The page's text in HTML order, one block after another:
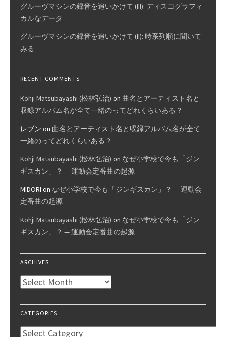
グルーヴマシンの録音を追いかけて (III): ディスコグラフィ
カルなデータ
グルーヴマシンの録音を追いかけて (II): 時系列順に聞いて
みる
RECENT COMMENTS
Kohji Matsubayashi (松林弘治) on 曲名とアーティスト名と
収録アルバム名が全て一緒のってどれくらいある？
レブン on 曲名とアーティスト名と収録アルバム名が全て
一緒のってどれくらいある？
Kohji Matsubayashi (松林弘治) on なぜ小学校で今も「ジン
ギスカン」？ — 運動会定番曲の起源
MIDORI on なぜ小学校で今も「ジンギスカン」？ — 運動会
定番曲の起源
Kohji Matsubayashi (松林弘治) on なぜ小学校で今も「ジン
ギスカン」？ — 運動会定番曲の起源
ARCHIVES
Archives
CATEGORIES
Categories